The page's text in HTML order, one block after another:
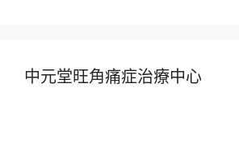
中元堂旺角痛症治療中心